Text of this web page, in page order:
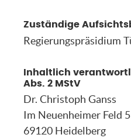
Zuständige
Regierungspräsidium
Inhaltlich
Abs. 2 MStV
Dr. Christoph Ganss
Im Neuenheimer Feld
69120 Heidelberg